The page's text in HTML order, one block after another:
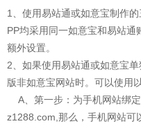
1、使用易站通或如意宝制作
PP均采用同一如意宝和易站
额外设置。
2、如果使用易站通或如意宝
版非如意宝网站时。可以使用
A、第一步：为手机网站绑定
z1288.com ,那么，手机网站